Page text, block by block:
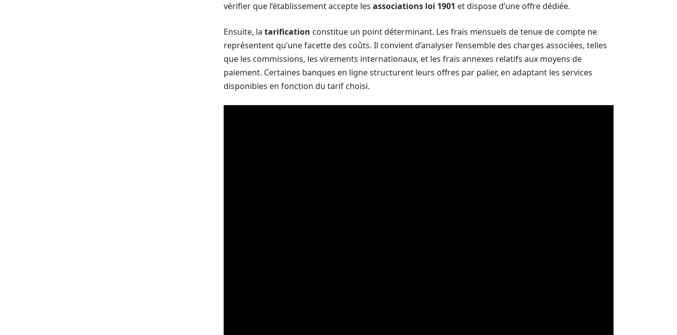
vérifier que l’établissement accepte les associations loi 1901 et dispose d’une offre dédiée.
Ensuite, la tarification constitue un point déterminant. Les frais mensuels de tenue de compte ne
représentent qu’une facette des coûts. Il convient d’analyser l’ensemble des charges associées, telles
que les commissions, les virements internationaux, et les frais annexes relatifs aux moyens de
paiement. Certaines banques en ligne structurent leurs offres par palier, en adaptant les services
disponibles en fonction du tarif choisi.